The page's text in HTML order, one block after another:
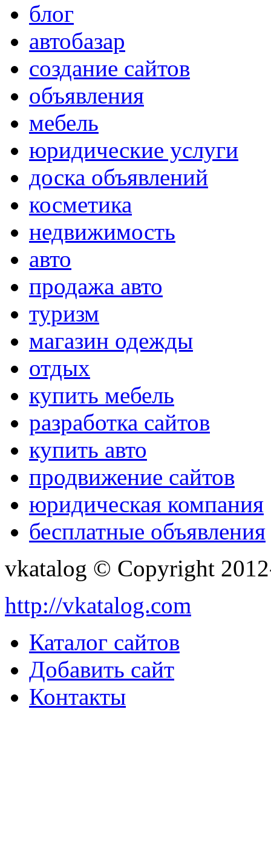
блог
автобазар
создание сайтов
объявления
мебель
юридические услуги
доска объявлений
косметика
недвижимость
авто
продажа авто
туризм
магазин одежды
отдых
купить мебель
разработка сайтов
купить авто
продвижение сайтов
юридическая компания
бесплатные объявления
vkatalog © Copyright
http://vkatalog.com
Каталог сайтов
Добавить сайт
Контакты